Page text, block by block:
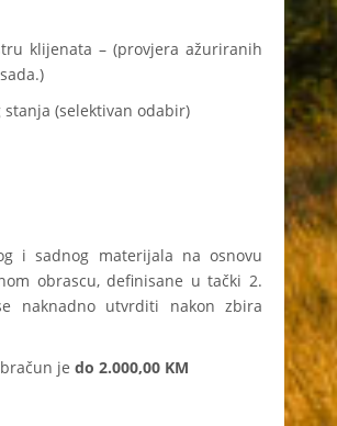
klijenata – (provjera ažuriranih
(selektivan odabir)
i sadnog materijala na osnovu
obrascu, definisane u tački 2.
naknadno utvrditi nakon zbira
je do 2.000,00 KM